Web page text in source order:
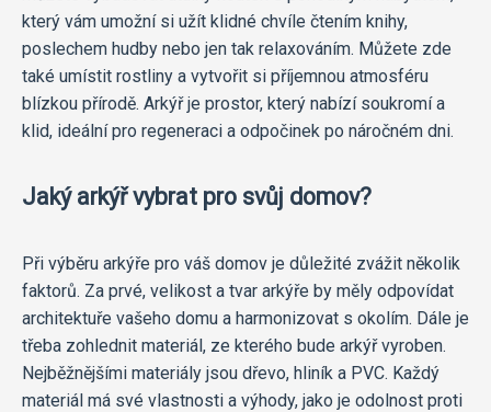
který vám umožní si užít klidné chvíle čtením knihy,
poslechem hudby nebo jen tak relaxováním. Můžete zde
také umístit rostliny a vytvořit si příjemnou atmosféru
blízkou přírodě. Arkýř je prostor, který nabízí soukromí a
klid, ideální pro regeneraci a odpočinek po náročném dni.
Jaký arkýř vybrat pro svůj domov?
Při výběru arkýře pro váš domov je důležité zvážit několik
faktorů. Za prvé, velikost a tvar arkýře by měly odpovídat
architektuře vašeho domu a harmonizovat s okolím. Dále je
třeba zohlednit materiál, ze kterého bude arkýř vyroben.
Nejběžnějšími materiály jsou dřevo, hliník a PVC. Každý
materiál má své vlastnosti a výhody, jako je odolnost proti